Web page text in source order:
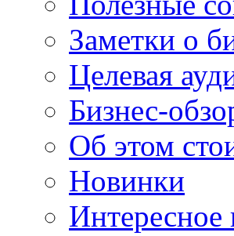
Заметки о
Целевая
Бизнес-
Об этом
Новинки
Интересное